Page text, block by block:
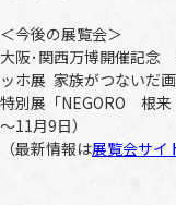
＜今後の展覧会＞
大阪･関西万博開催記念
ッホ展 家族がつないだ
特別展「NEGORO 根来
～11月9日）
（最新情報は展覧会サイ